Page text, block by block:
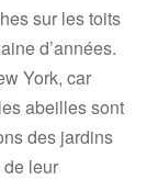
sur les toits
d’années.
York, car
abeilles sont
des jardins
leur